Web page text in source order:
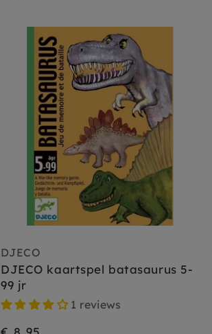
DJECO
DJECO kaartspel batasaurus 5-
99 jr
1 reviews